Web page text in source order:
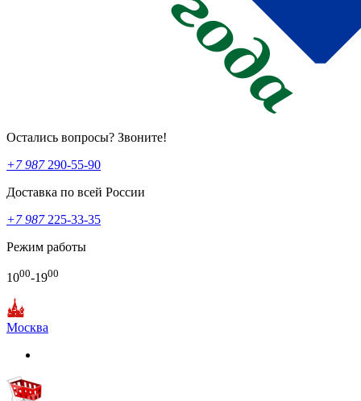
Остались вопросы? Звоните!
+7 987290-55-90
Доставка по всей России
+7 987225-33-35
Режим работы
1000-1900
Москва